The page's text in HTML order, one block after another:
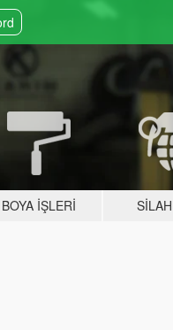
BOYA İŞLERI